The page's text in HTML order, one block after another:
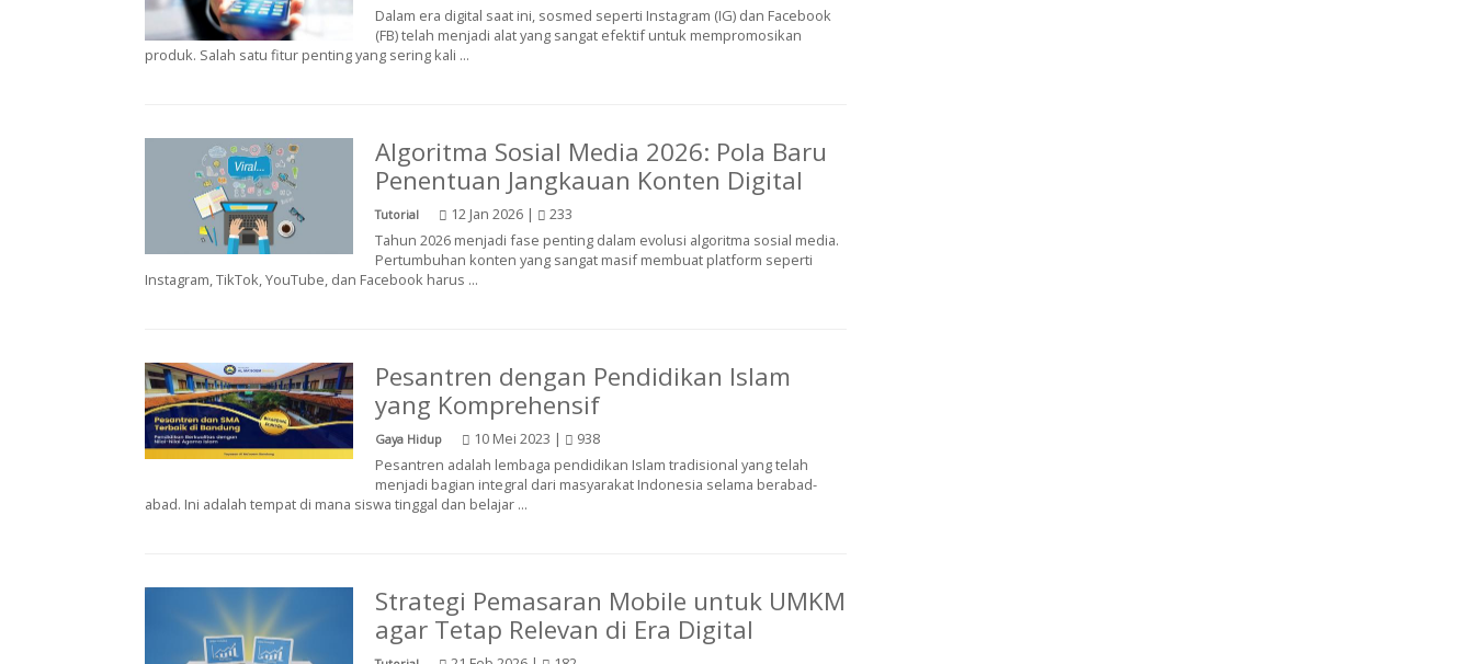
Dalam era digital saat ini, sosmed seperti Instagram (IG) dan Facebook
(FB) telah menjadi alat yang sangat efektif untuk mempromosikan
produk. Salah satu fitur penting yang sering kali ...
Algoritma Sosial Media 2026: Pola Baru
Penentuan Jangkauan Konten Digital
Tutorial 12 Jan 2026 |
233
Tahun 2026 menjadi fase penting dalam evolusi algoritma sosial media.
Pertumbuhan konten yang sangat masif membuat platform seperti
Instagram, TikTok, YouTube, dan Facebook harus ...
Pesantren dengan Pendidikan Islam
yang Komprehensif
Gaya Hidup 10 Mei 2023 |
938
Pesantren adalah lembaga pendidikan Islam tradisional yang telah
menjadi bagian integral dari masyarakat Indonesia selama berabad-
abad. Ini adalah tempat di mana siswa tinggal dan belajar ...
Strategi Pemasaran Mobile untuk UMKM
agar Tetap Relevan di Era Digital